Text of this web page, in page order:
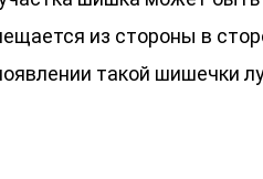
из стороны в
такой шишечки